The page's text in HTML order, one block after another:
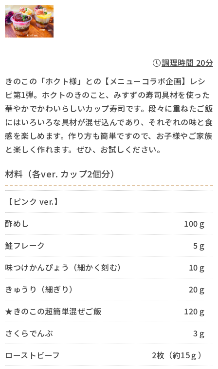
お問い合わせ
調理時間 20分
きのこの「ホクト様」との【メニューコラボ企画】レシ
ピ第1弾。ホクトのきのこと、みすずの寿司具材を使った
華やかでかわいらしいカップ寿司です。段々に重ねたご飯
にはいろいろな具材が混ぜ込んであり、それぞれの味と食
感を楽しめます。作り方も簡単ですので、お子様やご家族
と楽しく作れます。ぜひ、お試しください。
材料（各ver. カップ2個分）
【ピンク ver.】
酢めし
100ｇ
鮭フレーク
5ｇ
味つけかんぴょう（細かく刻む）
10ｇ
きゅうり（細ぎり）
20ｇ
★きのこの超簡単混ぜご飯
120ｇ
さくらでんぶ
3ｇ
ローストビーフ
2枚（約15ｇ）